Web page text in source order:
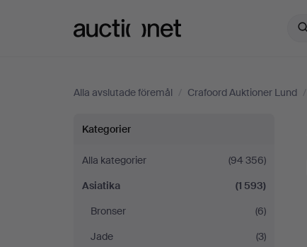
Alla avslutade föremål / Crafoord Auktioner Lund /
Asiatika
på
Crafoord
Auktioner
Kategorier
Alla kategorier
(94 356)
Asiatika
(1 593)
Bronser
(6)
Jade
(3)